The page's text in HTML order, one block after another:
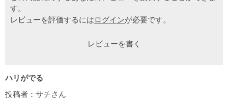
す。
レビューを評価するにはログインが必要です。
レビューを書く
ハリがでる
投稿者： サチさん